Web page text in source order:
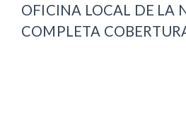
OFICINA LOCAL DE LA
COMPLETA